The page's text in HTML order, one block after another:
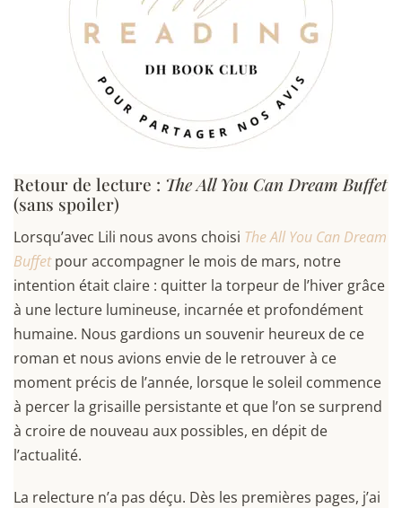
Retour de lecture : The All You Can Dream Buffet
(sans spoiler)
Lorsqu’avec Lili nous avons choisi The All You Can Dream
Buffetpour accompagner le mois de mars, notre
intention était claire : quitter la torpeur de l’hiver grâce
à une lecture lumineuse, incarnée et profondément
humaine. Nous gardions un souvenir heureux de ce
roman et nous avions envie de le retrouver à ce
moment précis de l’année, lorsque le soleil commence
à percer la grisaille persistante et que l’on se surprend
à croire de nouveau aux possibles, en dépit de
l’actualité.
La relecture n’a pas déçu. Dès les premières pages, j’ai